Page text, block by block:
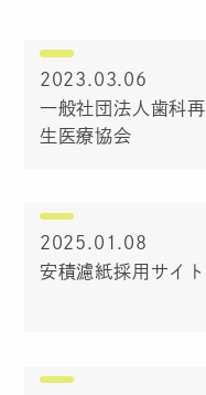
2023.03.06
一般社団法人歯科再
生医療協会
2025.01.08
安積濾紙採用サイト